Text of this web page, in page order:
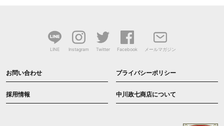
LINE Instagram Twitter Facebook メールマガジン
お問い合わせ プライバシーポリシー
採用情報 中川政七商店について